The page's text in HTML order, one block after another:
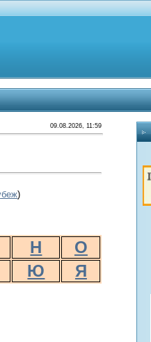
09.08.2026, 11:59
)
Н
О
Ю Я